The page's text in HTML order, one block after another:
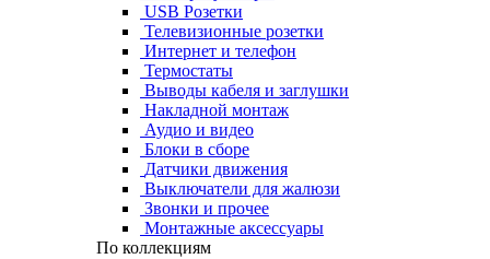
USB Розетки
Телевизионные розетки
Интернет и телефон
Термостаты
Выводы кабеля и заглушки
Накладной монтаж
Аудио и видео
Блоки в сборе
Датчики движения
Выключатели для жалюзи
Звонки и прочее
Монтажные аксессуары
По коллекциям